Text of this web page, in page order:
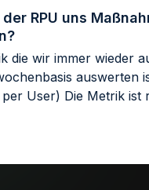
RPU uns
die wir immer wieder
auswerten
per User) Die Metrik ist